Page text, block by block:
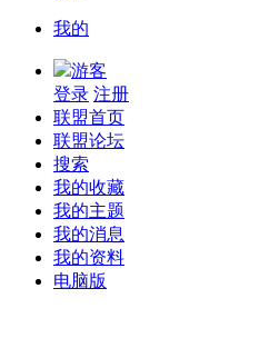
我的
游客
登录 注册
联盟首页
联盟论坛
搜索
我的收藏
我的主题
我的消息
我的资料
电脑版